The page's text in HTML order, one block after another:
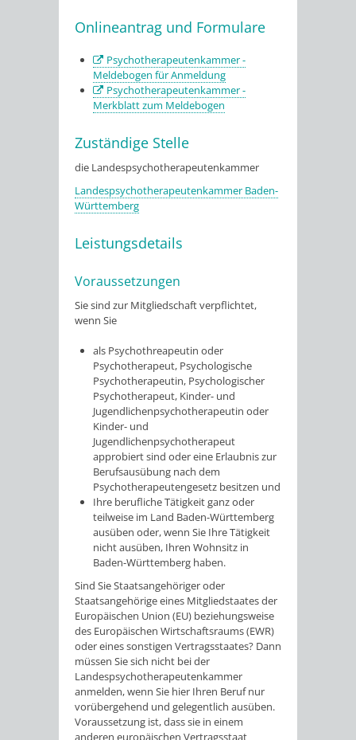
Onlineantrag und Formulare
Psychotherapeutenkammer -
Meldebogen für Anmeldung
Psychotherapeutenkammer -
Merkblatt zum Meldebogen
Zuständige Stelle
die Landespsychotherapeutenkammer
Landespsychotherapeutenkammer Baden-
Württemberg
Leistungsdetails
Voraussetzungen
Sie sind zur Mitgliedschaft verpflichtet,
wenn Sie
als Psychothreapeutin oder
Psychotherapeut, Psychologische
Psychotherapeutin, Psychologischer
Psychotherapeut, Kinder- und
Jugendlichenpsychotherapeutin oder
Kinder- und
Jugendlichenpsychotherapeut
approbiert sind oder eine Erlaubnis zur
Berufsausübung nach dem
Psychotherapeutengesetz besitzen und
Ihre berufliche Tätigkeit ganz oder
teilweise im Land Baden-Württemberg
ausüben oder, wenn Sie Ihre Tätigkeit
nicht ausüben, Ihren Wohnsitz in
Baden-Württemberg haben.
Sind Sie Staatsangehöriger oder
Staatsangehörige eines Mitgliedstaates der
Europäischen Union (EU) beziehungsweise
des Europäischen Wirtschaftsraums (EWR)
oder eines sonstigen Vertragsstaates? Dann
müssen Sie sich nicht bei der
Landespsychotherapeutenkammer
anmelden, wenn Sie hier Ihren Beruf nur
vorübergehend und gelegentlich ausüben.
Voraussetzung ist, dass sie in einem
anderen europäischen Vertragsstaat